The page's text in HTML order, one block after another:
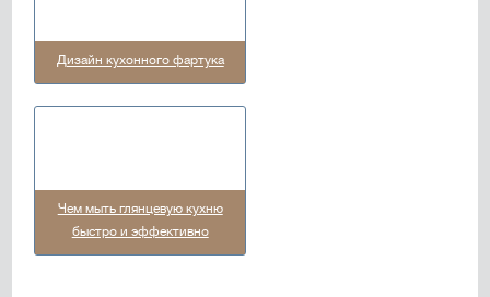
Дизайн кухонного фартука
Чем мыть глянцевую кухню
быстро и эффективно